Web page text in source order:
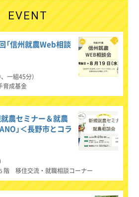
EVENT
「信州就農Web相談
一組45分）
育成基金
農セミナー＆就農
」＜長野市とコラ
階 移住交流・就職相談コーナー